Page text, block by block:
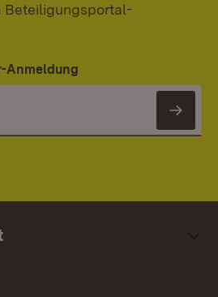
Beteiligungsportal-
Anmeldung